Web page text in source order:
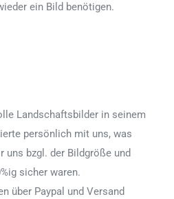
ein Bild benötigen.
Landschaftsbilder in seinem
persönlich mit uns, was
uns bzgl. der Bildgröße und
sicher waren.
über Paypal und Versand